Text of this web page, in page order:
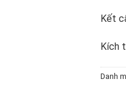
Kết
Kích
Danh